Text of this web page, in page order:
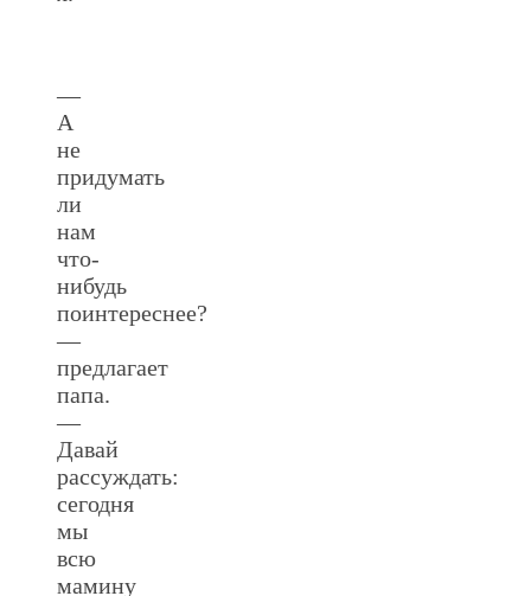
—
А
не
придумать
ли
нам
что-
нибудь
поинтереснее?
—
предлагает
папа.
—
Давай
рассуждать:
сегодня
мы
всю
мамину